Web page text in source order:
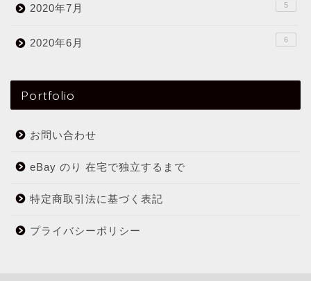
2020年7月 5
2020年6月 6
Portfolio
お問い合わせ
eBay のり 在宅で独立するまで
特定商取引法に基づく表記
プライバシーポリシー